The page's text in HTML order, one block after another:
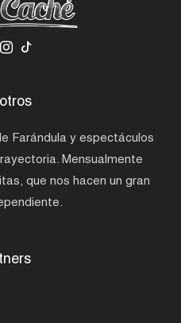
Farándula y espectáculos
Mensualmente
que nos hacen un gran